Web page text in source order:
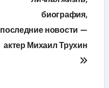
биография,
последние новости —
актер Михаил Трухин